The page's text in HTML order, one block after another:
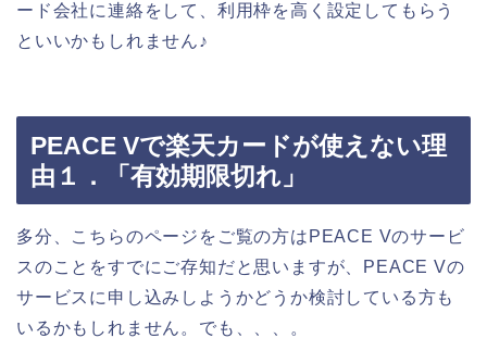
ード会社に連絡をして、利用枠を高く設定してもらう
といいかもしれません♪
PEACE Vで楽天カードが使えない理
由１．「有効期限切れ」
多分、こちらのページをご覧の方はPEACE Vのサービ
スのことをすでにご存知だと思いますが、PEACE Vの
サービスに申し込みしようかどうか検討している方も
いるかもしれません。でも、、、。